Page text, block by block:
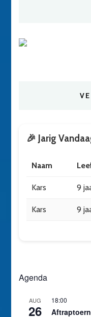
🎉 Jarig
Naam
Kars 9
Kars 9
Agenda
AUG
26
18:00